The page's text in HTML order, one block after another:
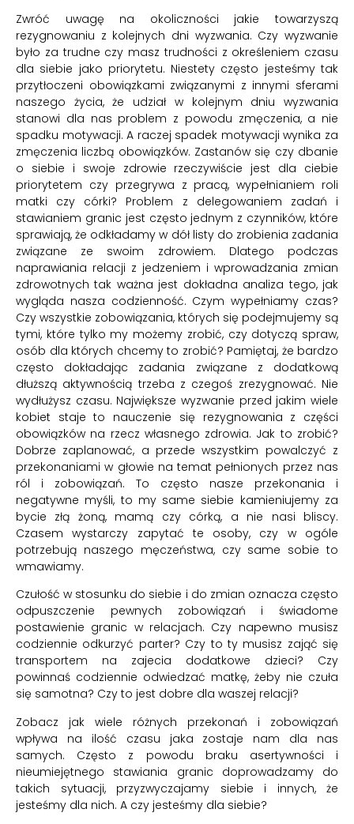
Zwróć uwagę na okoliczności jakie towarzyszą
rezygnowaniu z kolejnych dni wyzwania. Czy wyzwanie
było za trudne czy masz trudności z określeniem czasu
dla siebie jako priorytetu. Niestety często jesteśmy tak
przytłoczeni obowiązkami związanymi z innymi sferami
naszego życia, że udział w kolejnym dniu wyzwania
stanowi dla nas problem z powodu zmęczenia, a nie
spadku motywacji. A raczej spadek motywacji wynika za
zmęczenia liczbą obowiązków. Zastanów się czy dbanie
o siebie i swoje zdrowie rzeczywiście jest dla ciebie
priorytetem czy przegrywa z pracą, wypełnianiem roli
matki czy córki? Problem z delegowaniem zadań i
stawianiem granic jest często jednym z czynników, które
sprawiają, że odkładamy w dół listy do zrobienia zadania
związane ze swoim zdrowiem. Dlatego podczas
naprawiania relacji z jedzeniem i wprowadzania zmian
zdrowotnych tak ważna jest dokładna analiza tego, jak
wygląda nasza codzienność. Czym wypełniamy czas?
Czy wszystkie zobowiązania, których się podejmujemy są
tymi, które tylko my możemy zrobić, czy dotyczą spraw,
osób dla których chcemy to zrobić? Pamiętaj, że bardzo
często dokładając zadania związane z dodatkową
dłuższą aktywnością trzeba z czegoś zrezygnować. Nie
wydłużysz czasu. Największe wyzwanie przed jakim wiele
kobiet staje to nauczenie się rezygnowania z części
obowiązków na rzecz własnego zdrowia. Jak to zrobić?
Dobrze zaplanować, a przede wszystkim powalczyć z
przekonaniami w głowie na temat pełnionych przez nas
ról i zobowiązań. To często nasze przekonania i
negatywne myśli, to my same siebie kamieniujemy za
bycie złą żoną, mamą czy córką, a nie nasi bliscy.
Czasem wystarczy zapytać te osoby, czy w ogóle
potrzebują naszego męczeństwa, czy same sobie to
wmawiamy.
Czułość w stosunku do siebie i do zmian oznacza często
odpuszczenie pewnych zobowiązań i świadome
postawienie granic w relacjach. Czy napewno musisz
codziennie odkurzyć parter? Czy to ty musisz zająć się
transportem na zajecia dodatkowe dzieci? Czy
powinnaś codziennie odwiedzać matkę, żeby nie czuła
się samotna? Czy to jest dobre dla waszej relacji?
Zobacz jak wiele różnych przekonań i zobowiązań
wpływa na ilość czasu jaka zostaje nam dla nas
samych. Często z powodu braku asertywności i
nieumiejętnego stawiania granic doprowadzamy do
takich sytuacji, przyzwyczajamy siebie i innych, że
jesteśmy dla nich. A czy jesteśmy dla siebie?